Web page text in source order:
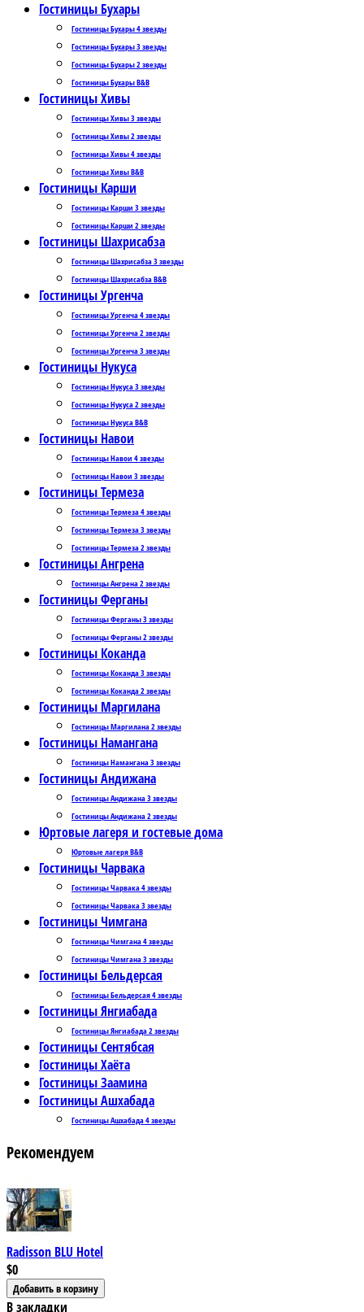
Гостиницы Бухары
Гостиницы Бухары 4 звезды
Гостиницы Бухары 3 звезды
Гостиницы Бухары 2 звезды
Гостиницы Бухары B&B
Гостиницы Хивы
Гостиницы Хивы 3 звезды
Гостиницы Хивы 2 звезды
Гостиницы Хивы 4 звезды
Гостиницы Хивы B&B
Гостиницы Карши
Гостиницы Карши 3 звезды
Гостиницы Карши 2 звезды
Гостиницы Шахрисабза
Гостиницы Шахрисабза 3 звезды
Гостиницы Шахрисабза B&B
Гостиницы Ургенча
Гостиницы Ургенча 4 звезды
Гостиницы Ургенча 2 звезды
Гостиницы Ургенча 3 звезды
Гостиницы Нукуса
Гостиницы Нукуса 3 звезды
Гостиницы Нукуса 2 звезды
Гостиницы Нукуса B&B
Гостиницы Навои
Гостиницы Навои 4 звезды
Гостиницы Навои 3 звезды
Гостиницы Термеза
Гостиницы Термеза 4 звезды
Гостиницы Термеза 3 звезды
Гостиницы Термеза 2 звезды
Гостиницы Ангрена
Гостиницы Ангрена 2 звезды
Гостиницы Ферганы
Гостиницы Ферганы 3 звезды
Гостиницы Ферганы 2 звезды
Гостиницы Коканда
Гостиницы Коканда 3 звезды
Гостиницы Коканда 2 звезды
Гостиницы Маргилана
Гостиницы Маргилана 2 звезды
Гостиницы Намангана
Гостиницы Намангана 3 звезды
Гостиницы Андижана
Гостиницы Андижана 3 звезды
Гостиницы Андижана 2 звезды
Юртовые лагеря и гостевые дома
Юртовые лагеря B&B
Гостиницы Чарвака
Гостиницы Чарвака 4 звезды
Гостиницы Чарвака 3 звезды
Гостиницы Чимгана
Гостиницы Чимгана 4 звезды
Гостиницы Чимгана 3 звезды
Гостиницы Бельдерсая
Гостиницы Бельдерсая 4 звезды
Гостиницы Янгиабада
Гостиницы Янгиабада 2 звезды
Гостиницы Сентябсая
Гостиницы Хаёта
Гостиницы Заамина
Гостиницы Ашхабада
Гостиницы Ашхабада 4 звезды
Рекомендуем
Radisson BLU Hotel
$0
В закладки